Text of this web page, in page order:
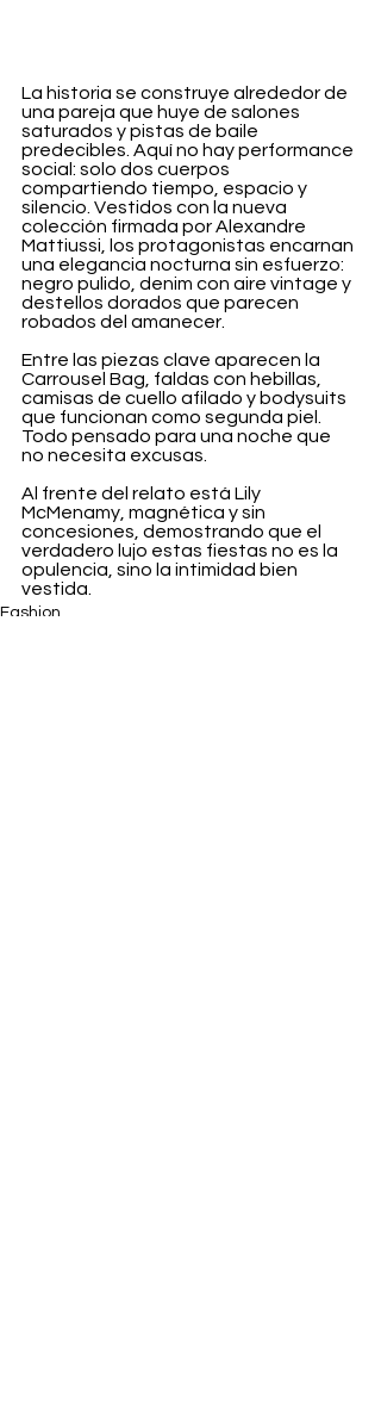
La historia se construye alrededor de
una pareja que huye de salones
saturados y pistas de baile
predecibles. Aquí no hay performance
social: solo dos cuerpos
compartiendo tiempo, espacio y
silencio. Vestidos con la nueva
colección firmada por Alexandre
Mattiussi, los protagonistas encarnan
una elegancia nocturna sin esfuerzo:
negro pulido, denim con aire vintage y
destellos dorados que parecen
robados del amanecer.
Entre las piezas clave aparecen la
Carrousel Bag, faldas con hebillas,
camisas de cuello afilado y bodysuits
que funcionan como segunda piel.
Todo pensado para una noche que
no necesita excusas.
Al frente del relato está Lily
McMenamy, magnética y sin
concesiones, demostrando que el
verdadero lujo estas fiestas no es la
opulencia, sino la intimidad bien
vestida.
Fashion